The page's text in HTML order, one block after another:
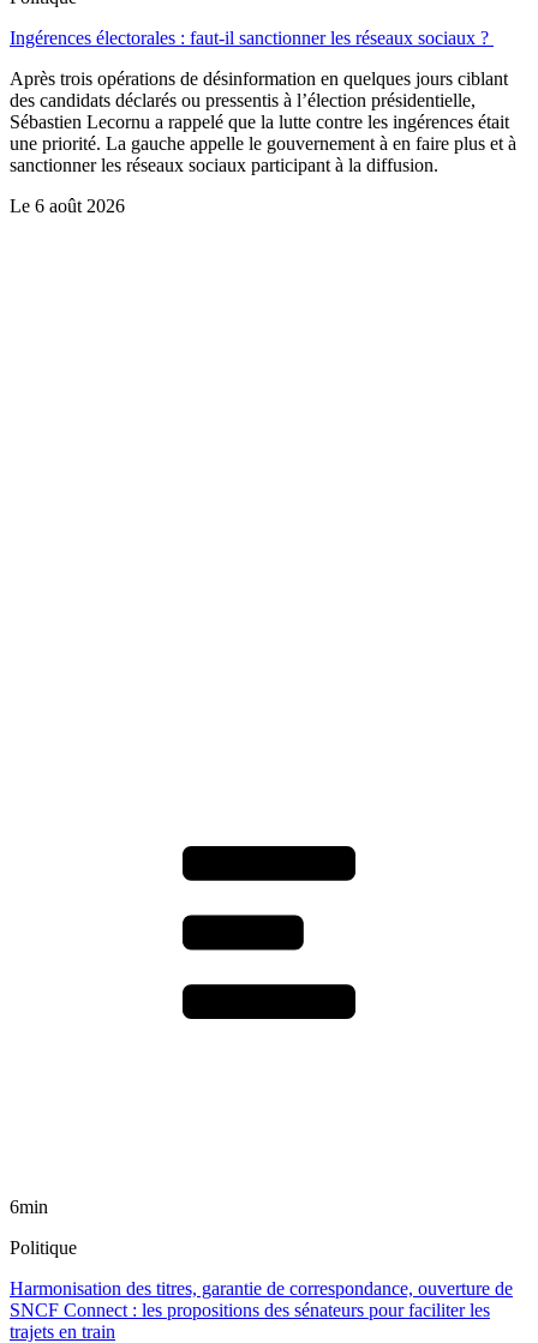
Ingérences électorales : faut-il sanctionner les réseaux sociaux ?
Après trois opérations de désinformation en quelques jours ciblant
des candidats déclarés ou pressentis à l’élection présidentielle,
Sébastien Lecornu a rappelé que la lutte contre les ingérences était
une priorité. La gauche appelle le gouvernement à en faire plus et à
sanctionner les réseaux sociaux participant à la diffusion.
Le 6 août 2026
6min
Politique
Harmonisation des titres, garantie de correspondance, ouverture de
SNCF Connect : les propositions des sénateurs pour faciliter les
trajets en train